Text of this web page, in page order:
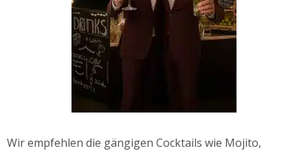
Wir empfehlen die gängigen Cocktails wie Mojito,